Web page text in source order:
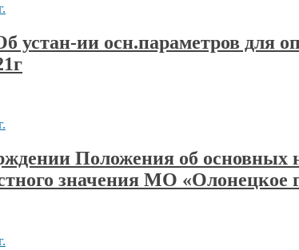
устан-ии осн.параметров для
Положения об
значения МО «Олонецкое